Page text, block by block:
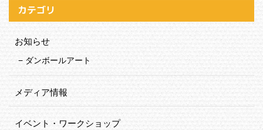
カテゴリ
お知らせ
ダンボールアート
メディア情報
イベント・ワークショップ